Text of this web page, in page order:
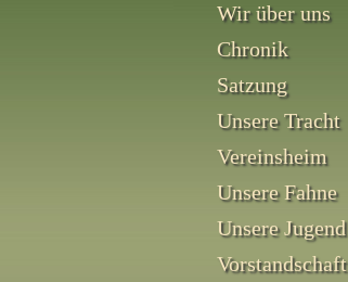
Wir über uns
Chronik
Satzung
Unsere Tracht
Vereinsheim
Unsere Fahne
Unsere Jugend
Vorstandschaft